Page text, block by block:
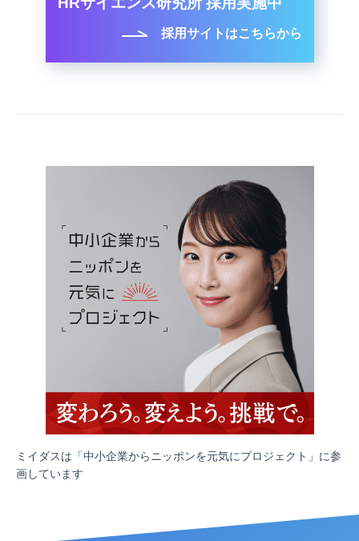
採用サイトはこちらから
ミイダスは「中小企業からニッポンを元気にプロジェクト」に参
画しています